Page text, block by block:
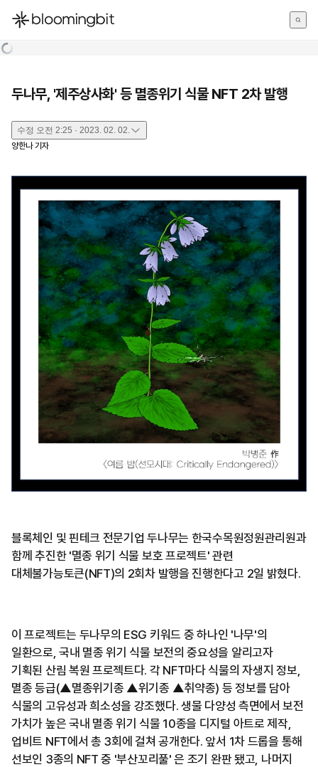
한국어
두나무, '제주상사화' 등 멸종위기 식물 NFT 2차 발행
수정 오전 2:25 · 2023. 02. 02.
양한나 기자
블록체인 및 핀테크 전문기업 두나무는 한국수목원정원관리원과
함께 추진한 '멸종 위기 식물 보호 프로젝트' 관련
대체불가능토큰(NFT)의 2회차 발행을 진행한다고 2일 밝혔다.
이 프로젝트는 두나무의 ESG 키워드 중 하나인 '나무'의
일환으로, 국내 멸종 위기 식물 보전의 중요성을 알리고자
기획된 산림 복원 프로젝트다. 각 NFT마다 식물의 자생지 정보,
멸종 등급(▲멸종위기종 ▲위기종 ▲취약종) 등 정보를 담아
식물의 고유성과 희소성을 강조했다. 생물 다양성 측면에서 보전
가치가 높은 국내 멸종 위기 식물 10종을 디지털 아트로 제작,
업비트 NFT에서 총 3회에 걸쳐 공개한다. 앞서 1차 드롭을 통해
선보인 3종의 NFT 중 '부산꼬리풀' 은 조기 완판 됐고, 나머지